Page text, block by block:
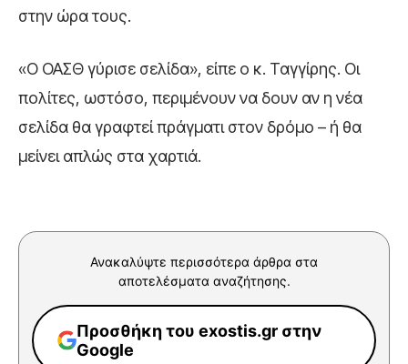
στην ώρα τους.
«Ο ΟΑΣΘ γύρισε σελίδα», είπε ο κ. Ταγγίρης. Οι
πολίτες, ωστόσο, περιμένουν να δουν αν η νέα
σελίδα θα γραφτεί πράγματι στον δρόμο – ή θα
μείνει απλώς στα χαρτιά.
Ανακαλύψτε περισσότερα άρθρα στα
αποτελέσματα αναζήτησης.
Προσθήκη του exostis.gr στην
Google